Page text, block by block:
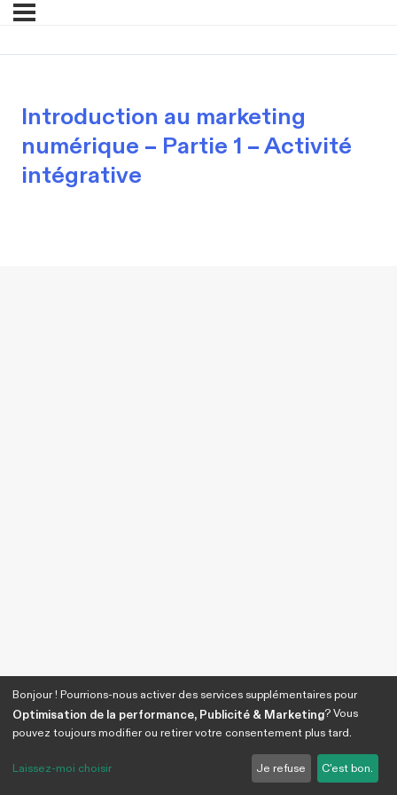
Introduction au marketing
numérique – Partie 1 – Activité
intégrative
Bonjour ! Pourrions-nous activer des services supplémentaires pour
Optimisation de la performance, Publicité & Marketing? Vous
pouvez toujours modifier ou retirer votre consentement plus tard.
Laissez-moi choisir Je refuse C'est bon.